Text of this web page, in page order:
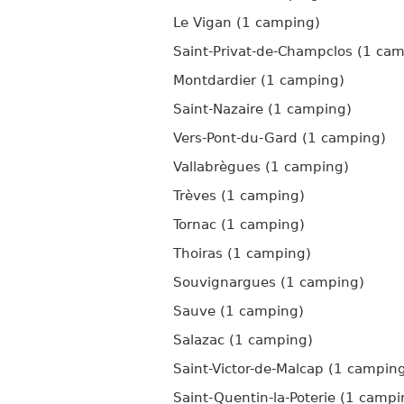
Le Vigan (1 camping)
Saint-Privat-de-Champclos (1
Montdardier (1 camping)
Saint-Nazaire (1 camping)
Vers-Pont-du-Gard (1 camping)
Vallabrègues (1 camping)
Trèves (1 camping)
Tornac (1 camping)
Thoiras (1 camping)
Souvignargues (1 camping)
Sauve (1 camping)
Salazac (1 camping)
Saint-Victor-de-Malcap (1
Saint-Quentin-la-Poterie (1